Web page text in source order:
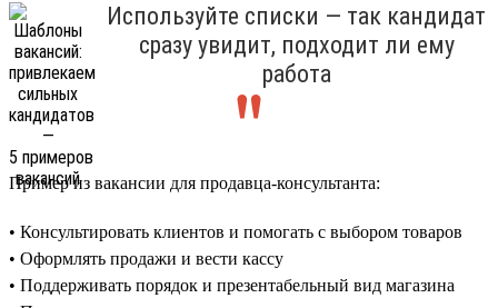
Используйте списки — так кандидат
сразу увидит, подходит ли ему
работа
Пример из вакансии для продавца-консультанта:
• Консультировать клиентов и помогать с выбором товаров
• Оформлять продажи и вести кассу
• Поддерживать порядок и презентабельный вид магазина